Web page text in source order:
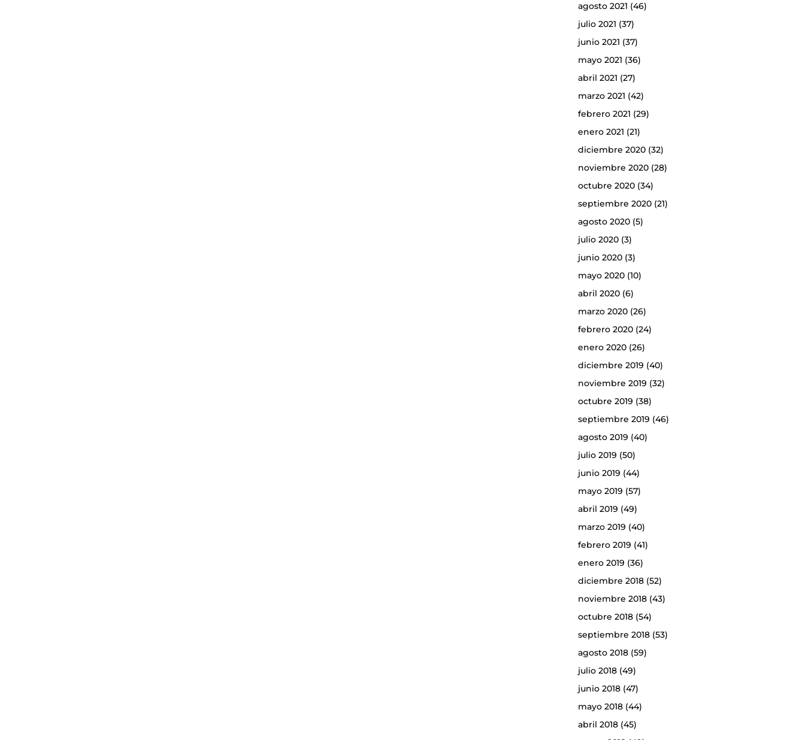
agosto 2021 (46)
julio 2021 (37)
junio 2021 (37)
mayo 2021 (36)
abril 2021 (27)
marzo 2021 (42)
febrero 2021 (29)
enero 2021 (21)
diciembre 2020(32)
noviembre 2020(28)
octubre 2020(34)
septiembre 2020(21)
agosto 2020(5)
julio 2020(3)
junio 2020(3)
mayo 2020(10)
abril 2020(6)
marzo 2020(26)
febrero 2020(24)
enero 2020(26)
diciembre 2019 (40)
noviembre 2019 (32)
octubre 2019 (38)
septiembre 2019 (46)
agosto 2019 (40)
julio 2019 (50)
junio 2019 (44)
mayo 2019 (57)
abril 2019 (49)
marzo 2019 (40)
febrero 2019 (41)
enero 2019 (36)
diciembre 2018(52)
noviembre 2018(43)
octubre 2018(54)
septiembre 2018(53)
agosto 2018(59)
julio 2018(49)
junio 2018(47)
mayo 2018(44)
abril 2018(45)